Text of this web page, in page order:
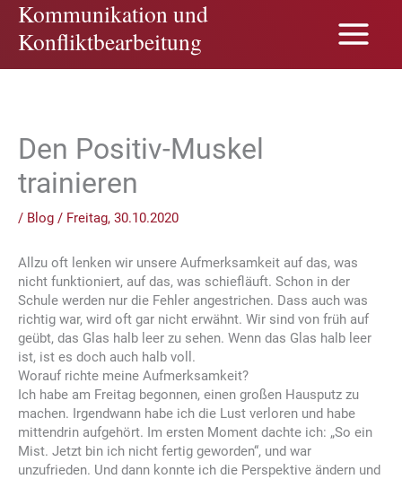
Zum
Inhalt
springen
Kommunikation und
Konfliktbearbeitung
Den Positiv-Muskel
trainieren
/ Blog / Freitag, 30.10.2020
Allzu oft lenken wir unsere Aufmerksamkeit auf das, was
nicht funktioniert, auf das, was schiefläuft. Schon in der
Schule werden nur die Fehler angestrichen. Dass auch was
richtig war, wird oft gar nicht erwähnt. Wir sind von früh auf
geübt, das Glas halb leer zu sehen. Wenn das Glas halb leer
ist, ist es doch auch halb voll.
Worauf richte meine Aufmerksamkeit?
Ich habe am Freitag begonnen, einen großen Hausputz zu
machen. Irgendwann habe ich die Lust verloren und habe
mittendrin aufgehört. Im ersten Moment dachte ich: „So ein
Mist. Jetzt bin ich nicht fertig geworden“, und war
unzufrieden. Und dann konnte ich die Perspektive ändern und